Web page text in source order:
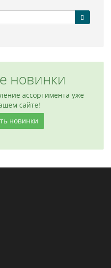
новинки
ассортимента уже
сайте!
новинки